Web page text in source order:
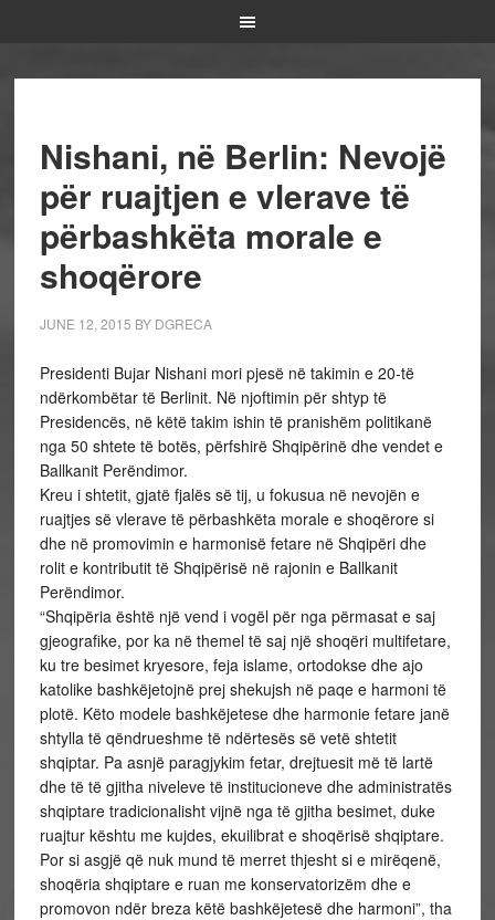
Nishani, në Berlin: Nevojë
për ruajtjen e vlerave të
përbashkëta morale e
shoqërore
JUNE 12, 2015 BY DGRECA
Presidenti Bujar Nishani mori pjesë në takimin e 20-të
ndërkombëtar të Berlinit. Në njoftimin për shtyp të
Presidencës, në këtë takim ishin të pranishëm politikanë
nga 50 shtete të botës, përfshirë Shqipërinë dhe vendet e
Ballkanit Perëndimor.
Kreu i shtetit, gjatë fjalës së tij, u fokusua në nevojën e
ruajtjes së vlerave të përbashkëta morale e shoqërore si
dhe në promovimin e harmonisë fetare në Shqipëri dhe
rolit e kontributit të Shqipërisë në rajonin e Ballkanit
Perëndimor.
“Shqipëria është një vend i vogël për nga përmasat e saj
gjeografike, por ka në themel të saj një shoqëri multifetare,
ku tre besimet kryesore, feja islame, ortodokse dhe ajo
katolike bashkëjetojnë prej shekujsh në paqe e harmoni të
plotë. Këto modele bashkëjetese dhe harmonie fetare janë
shtylla të qëndrueshme të ndërtesës së vetë shtetit
shqiptar. Pa asnjë paragjykim fetar, drejtuesit më të lartë
dhe të të gjitha niveleve të institucioneve dhe administratës
shqiptare tradicionalisht vijnë nga të gjitha besimet, duke
ruajtur kështu me kujdes, ekuilibrat e shoqërisë shqiptare.
Por si asgjë që nuk mund të merret thjesht si e mirëqenë,
shoqëria shqiptare e ruan me konservatorizëm dhe e
promovon ndër breza këtë bashkëjetesë dhe harmoni”, tha